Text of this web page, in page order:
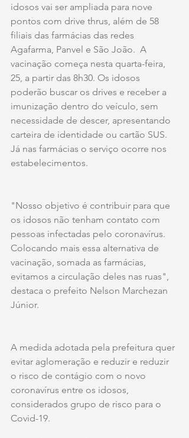
idosos vai ser ampliada para nove
pontos com drive thrus, além de 58
filiais das farmácias das redes
Agafarma, Panvel e São João.  A
vacinação começa nesta quarta-feira,
25, a partir das 8h30. Os idosos
poderão buscar os drives e receber a
imunização dentro do veículo, sem
necessidade de descer, apresentando
carteira de identidade ou cartão SUS.
Já nas farmácias o serviço ocorre nos
estabelecimentos.
"Nosso objetivo é contribuir para que
os idosos não tenham contato com
pessoas infectadas pelo coronavírus.
Colocando mais essa alternativa de
vacinação, somada as farmácias,
evitamos a circulação deles nas ruas",
destaca o prefeito Nelson Marchezan
Júnior.
A medida adotada pela prefeitura quer
evitar aglomeração e reduzir e reduzir
o risco de contágio com o novo
coronavírus entre os idosos,
considerados grupo de risco para o
Covid-19.